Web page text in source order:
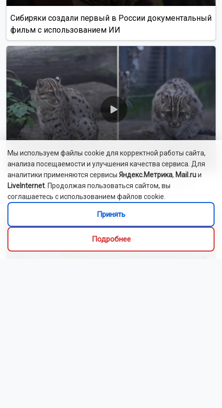
Следующая неделя в Новосибирске начнётся
с жары до +30 градусов
Мэр Новосибирска поздравил жителей с Днём строителя
Новосибирских фельдшеров наделят функциями
психиатров-наркологов с 1 сентября
Мошенники выманивают деньги у новосибирцев «на нужды
класса» перед 1 сентября
Минпросвещения обновило перечень школьных учебников
в России
Установщик кондиционеров сжёг кухню пенсионеров в
Новосибирске
Мотоциклист насмерть разбился на Дачном шоссе в
Следующая неделя в Новосибирске начнётся с жары до
+30 градусов